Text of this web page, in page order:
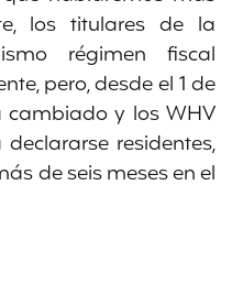
los titulares de la
régimen fiscal
pero, desde el 1 de
cambiado y los WHV
residentes,
de seis meses en el